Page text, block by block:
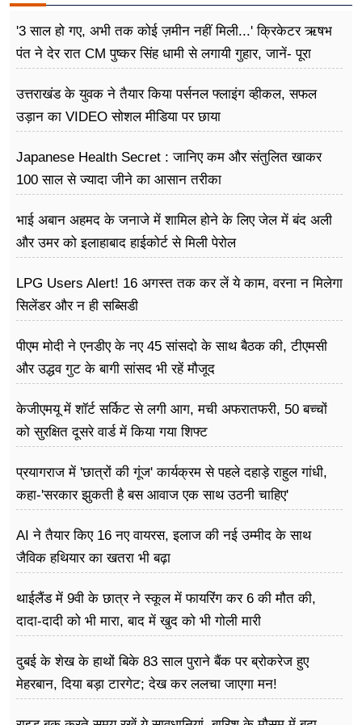
'3 साल हो गए, अभी तक कोई ज़मीन नहीं मिली...' क्रिकेटर ऋषभ
पंत ने देर रात CM पुष्कर सिंह धामी से लगायी गुहार, जानें- पूरा
उत्तराखंड के युवक ने तैयार किया पर्सनल फ्लाइंग व्हीकल, सफल
उड़ान का VIDEO सोशल मीडिया पर छाया
Japanese Health Secret : जानिए कम और संतुलित खाकर
100 साल से ज्यादा जीने का आसान तरीका
भाई अबान अहमद के जनाजे में शामिल होने के लिए जेल में बंद अली
और उमर को इलाहाबाद हाईकोर्ट से मिली पेरोल
LPG Users Alert! 16 अगस्त तक कर लें ये काम, वरना न मिलेगा
सिलेंडर और न ही सब्सिडी
पीएम मोदी ने एनडीए के नए 45 सांसदो के साथ बैठक की, टीएमसी
और उद्धव गुट के बागी सांसद भी रहें मौजूद
केजीएमयू में शॉर्ट सर्किट से लगी आग, मची अफरातफरी, 50 बच्चों
को सुरक्षित दूसरे वार्ड में किया गया शिफ्ट
प्रयागराज में 'छात्रों की गूंज' कार्यक्रम से पहले दहाड़े राहुल गांधी,
कहा-'सरकार झुकती है बस आवाज एक साथ उठनी चाहिए'
AI ने तैयार किए 16 नए वायरस, इलाज की नई उम्मीद के साथ
जैविक हथियार का खतरा भी बढ़ा
थाईलैंड में 9वी के छात्र ने स्कूल में फायरिंग कर 6 की मौत की,
दादा-दादी को भी मारा, बाद में खुद को भी गोली मारी
दुबई के शेख के हाथों बिके 83 साल पुराने बैंक पर ब्रोकरेज हुए
मेहरबान, दिया बड़ा टारगेट; देख कर ललचा जाएगा मन!